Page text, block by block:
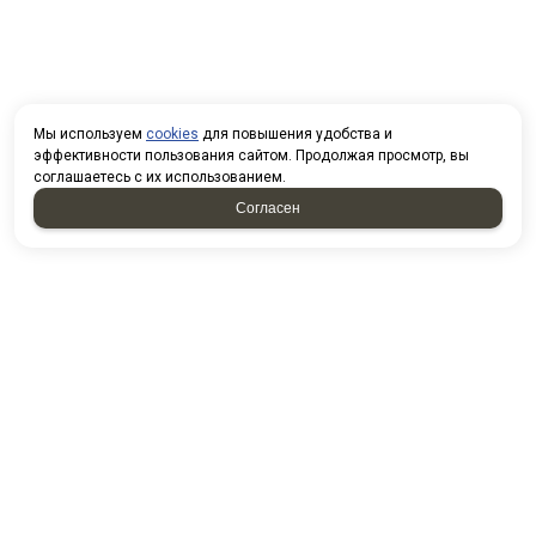
Мы используем cookies для повышения удобства и
эффективности пользования сайтом. Продолжая просмотр, вы
соглашаетесь с их использованием.
Согласен